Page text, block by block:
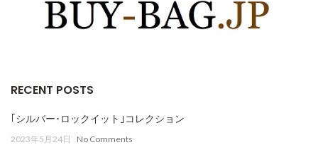
RECENT POSTS
｢シルバー･ロックイット｣コレクション
2023年5月24日 No Comments